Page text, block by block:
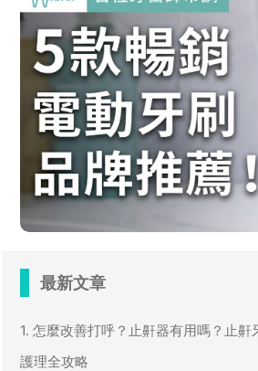
最新文章
1. 怎麼改善打呼？止鼾器有用嗎？止鼾
護理全攻略